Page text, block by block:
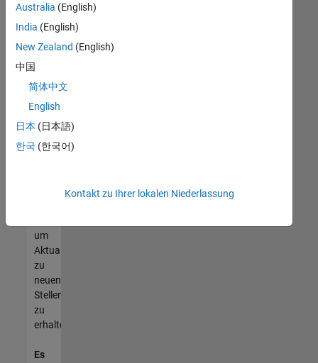
keine
offenen
Stellen
können,
die
Ihren
entsprechen,
werden
unseres
um
Aktualisierungen
zu
neuen
Stellenangeboten
zu
erhalten.
Es
Australia (English)
India (English)
New Zealand (English)
中国
简体中文
English
日本 (日本語)
한국 (한국어)
Kontakt zu Ihrer lokalen Niederlassung